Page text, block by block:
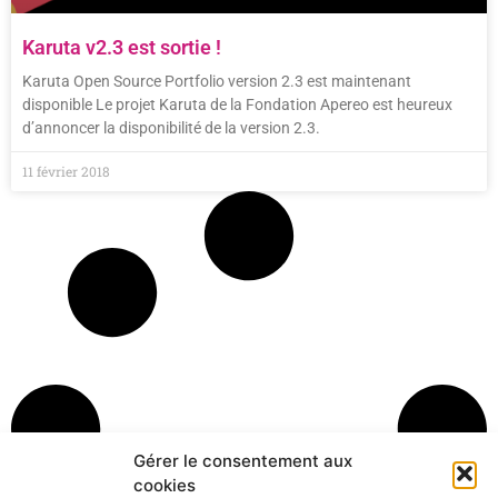
Gérer le consentement aux
cookies
Karuta v2.3 est sortie !
Karuta Open Source Portfolio version 2.3 est maintenant
disponible Le projet Karuta de la Fondation Apereo est heureux
d’annoncer la disponibilité de la version 2.3.
11 février 2018